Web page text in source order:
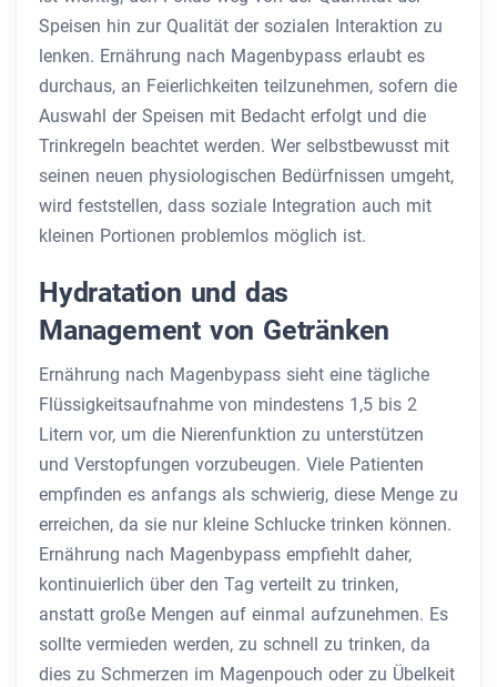
Speisen hin zur Qualität der sozialen Interaktion zu
lenken. Ernährung nach Magenbypass erlaubt es
durchaus, an Feierlichkeiten teilzunehmen, sofern die
Auswahl der Speisen mit Bedacht erfolgt und die
Trinkregeln beachtet werden. Wer selbstbewusst mit
seinen neuen physiologischen Bedürfnissen umgeht,
wird feststellen, dass soziale Integration auch mit
kleinen Portionen problemlos möglich ist.
Hydratation und das
Management von Getränken
Ernährung nach Magenbypass sieht eine tägliche
Flüssigkeitsaufnahme von mindestens 1,5 bis 2
Litern vor, um die Nierenfunktion zu unterstützen
und Verstopfungen vorzubeugen. Viele Patienten
empfinden es anfangs als schwierig, diese Menge zu
erreichen, da sie nur kleine Schlucke trinken können.
Ernährung nach Magenbypass empfiehlt daher,
kontinuierlich über den Tag verteilt zu trinken,
anstatt große Mengen auf einmal aufzunehmen. Es
sollte vermieden werden, zu schnell zu trinken, da
dies zu Schmerzen im Magenpouch oder zu Übelkeit